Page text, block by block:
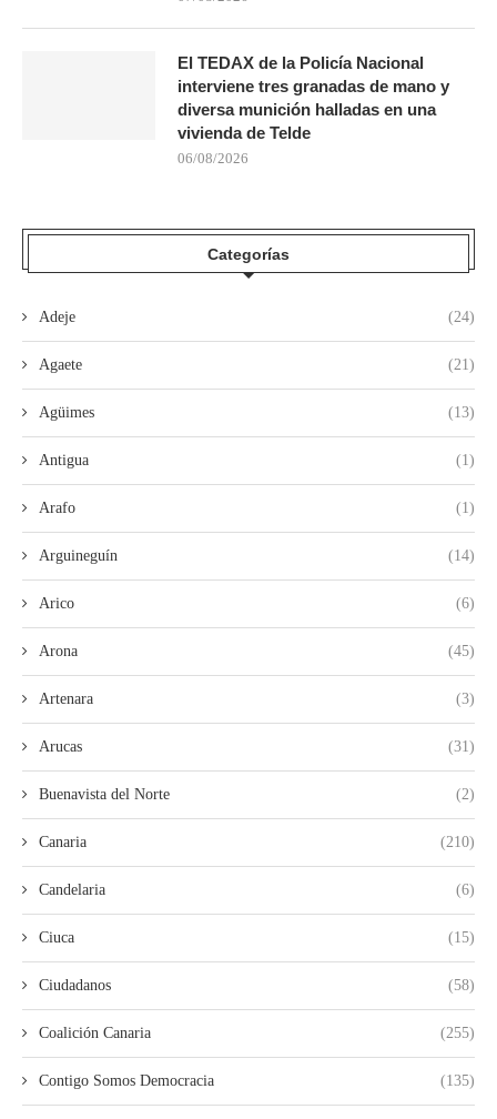
El TEDAX de la Policía Nacional
interviene tres granadas de mano y
diversa munición halladas en una
vivienda de Telde
06/08/2026
Categorías
Adeje (24)
Agaete (21)
Agüimes (13)
Antigua (1)
Arafo (1)
Arguineguín (14)
Arico (6)
Arona (45)
Artenara (3)
Arucas (31)
Buenavista del Norte (2)
Canaria (210)
Candelaria (6)
Ciuca (15)
Ciudadanos (58)
Coalición Canaria (255)
Contigo Somos Democracia (135)